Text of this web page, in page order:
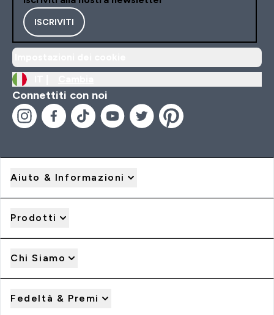
ISCRIVITI
Connettiti con noi
Aiuto & Informazioni
Prodotti
Chi Siamo
Fedeltà & Premi